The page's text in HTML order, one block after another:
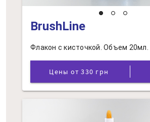
BrushLine
Флакон с кисточкой. Объем 20мл.
Цены от 330 грн